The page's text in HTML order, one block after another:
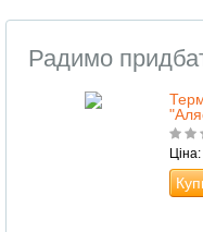
Радимо
Ціна: